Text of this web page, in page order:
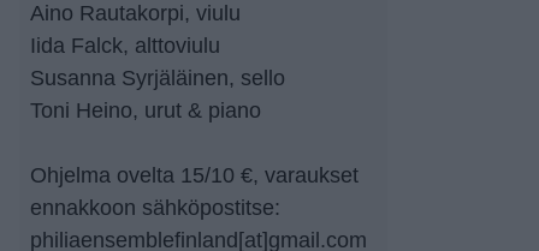
Aino Rautakorpi, viulu
Iida Falck, alttoviulu
Susanna Syrjäläinen, sello
Toni Heino, urut & piano
Ohjelma ovelta 15/10 €, varaukset
ennakkoon sähköpostitse:
philiaensemblefinland[at]gmail.com